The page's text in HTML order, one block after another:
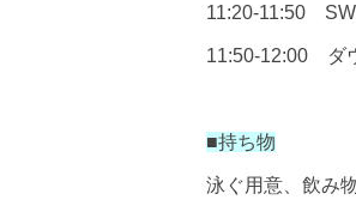
11:20-11:50
11:50-12:00 ダ
■持ち物
泳ぐ用意、飲み